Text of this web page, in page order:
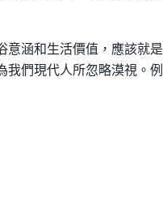
意涵和生活價值，應該就是
我們現代人所忽略漠視。例